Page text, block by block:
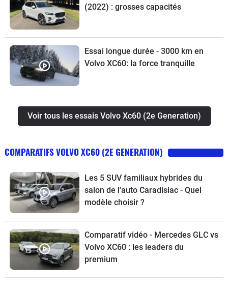
(2022) : grosses capacités
Essai longue durée - 3000 km en
Volvo XC60: la force tranquille
Voir tous les essais Volvo Xc60 (2e Generation)
COMPARATIFS VOLVO XC60 (2E GENERATION)
Les 5 SUV familiaux hybrides du
salon de l'auto Caradisiac - Quel
modèle choisir ?
Comparatif vidéo - Mercedes GLC vs
Volvo XC60 : les leaders du
premium